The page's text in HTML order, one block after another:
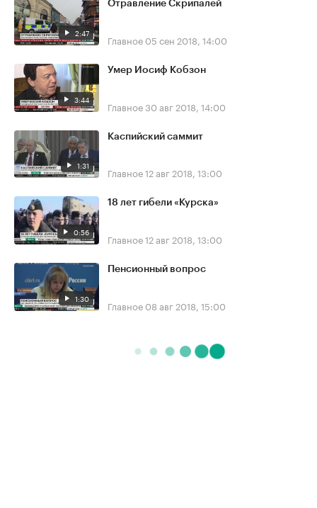
2:47
Отравление Скрипалей
Главное 05 сен 2018, 14:00
3:44
Умер Иосиф Кобзон
Главное30 авг 2018, 14:00
1:31
Каспийский саммит
Главное12 авг 2018, 13:00
0:56
18 лет гибели «Курска»
Главное12 авг 2018, 13:00
1:30
Пенсионный вопрос
Главное 08 авг 2018, 15:00